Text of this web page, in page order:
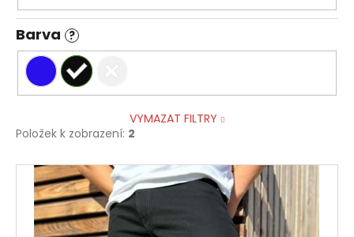
Barva ?
VYMAZAT FILTRY
Položek k zobrazení: 2
V